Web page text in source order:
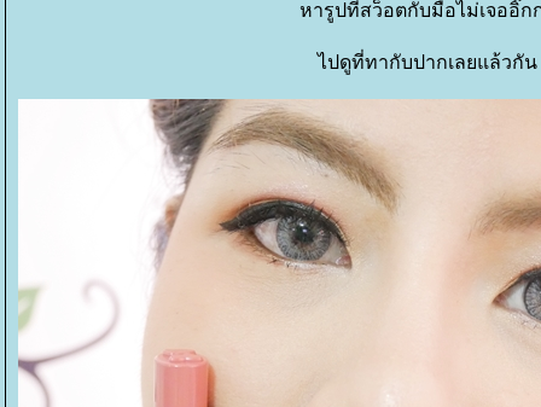
หารูปที่สว็อตกับมือไม่เจออิ๊ก
ไปดูที่ทากับปากเลยแล้วกัน